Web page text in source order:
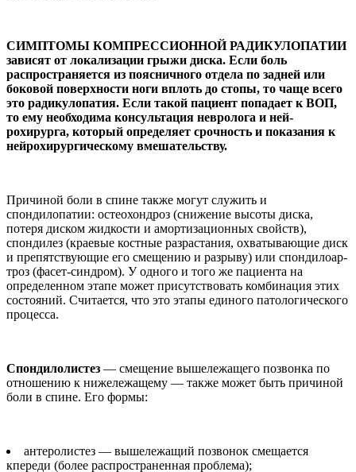
СИМПТОМЫ КОМ­ПРЕССИОННОЙ РАДИ­КУЛОПАТИИ
зави­сят от локализации грыжи диска. Если боль
распространя­ется из поясничного отдела по задней или
боковой поверхности ноги вплоть до стопы, то чаще всего
это радикулопатия. Если такой пациент по­падает к ВОП,
то ему необходима консульта­ция невролога и ней­
рохирурга, который определяет срочность и показания к
нейро­хирургическому вме­шательству.
Причиной боли в спи­не также могут служить и
спондилопатии: остеохон­дроз (снижение высоты ди­ска,
потеря диском жидко­сти и амортизационных свойств),
спондилез (крае­вые костные разрастания, охватывающие диск
и пре­пятствующие его смещению и разрыву) или спондилоар­
троз (фасет-синдром). У од­ного и того же пациента на
определенном этапе может присутствовать комбина­ция этих
состояний. Счита­ется, что это этапы единого патологического
процесса.
Спондилолистез — сме­щение вышележащего по­звонка по
отношению к нижележащему — также мо­жет быть причиной
боли в спине. Его формы:
антеролистез — выше­лежащий позвонок смеща­ется
кпереди (более распро­страненная проблема);